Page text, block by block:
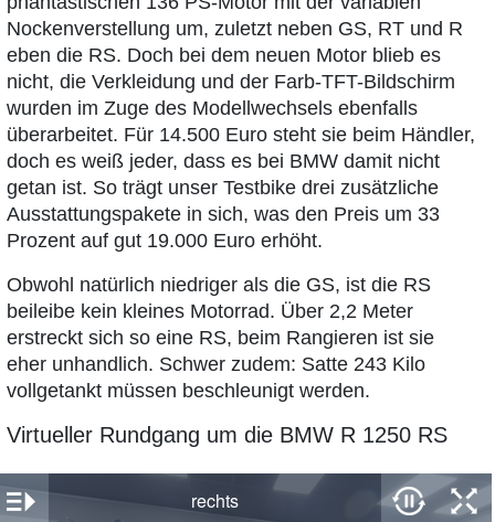
Nockenverstellung um, zuletzt neben GS, RT und R
eben die RS. Doch bei dem neuen Motor blieb es
nicht, die Verkleidung und der Farb-TFT-Bildschirm
wurden im Zuge des Modellwechsels ebenfalls
überarbeitet. Für 14.500 Euro steht sie beim Händler,
doch es weiß jeder, dass es bei BMW damit nicht
getan ist. So trägt unser Testbike drei zusätzliche
Ausstattungspakete in sich, was den Preis um 33
Prozent auf gut 19.000 Euro erhöht.
Obwohl natürlich niedriger als die GS, ist die RS
beileibe kein kleines Motorrad. Über 2,2 Meter
erstreckt sich so eine RS, beim Rangieren ist sie
eher unhandlich. Schwer zudem: Satte 243 Kilo
vollgetankt müssen beschleunigt werden.
Virtueller Rundgang um die BMW R 1250 RS